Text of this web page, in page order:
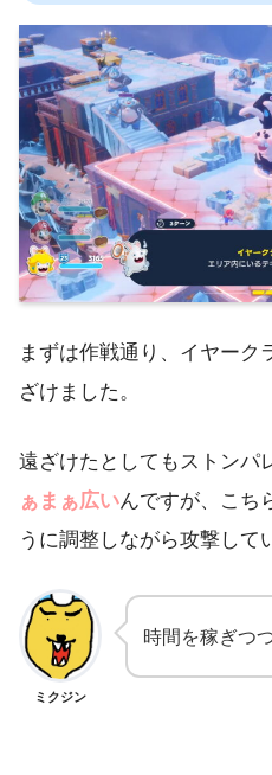
まずは作戦通り、イヤーク
ざけました。
遠ざけたとしてもストンパ
ぁまぁ広いんですが、こち
うに調整しながら攻撃して
ミクジン
時間を稼ぎつ